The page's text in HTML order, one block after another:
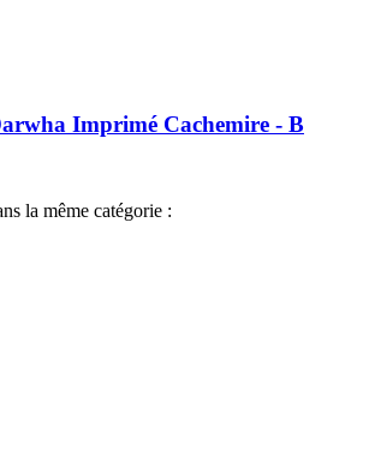
Imprimé Cachemire - B
la même catégorie :